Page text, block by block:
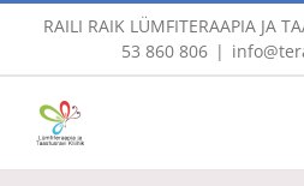
content
RAILI RAIK LÜMFITERAAPIA JA
53 860 806 |